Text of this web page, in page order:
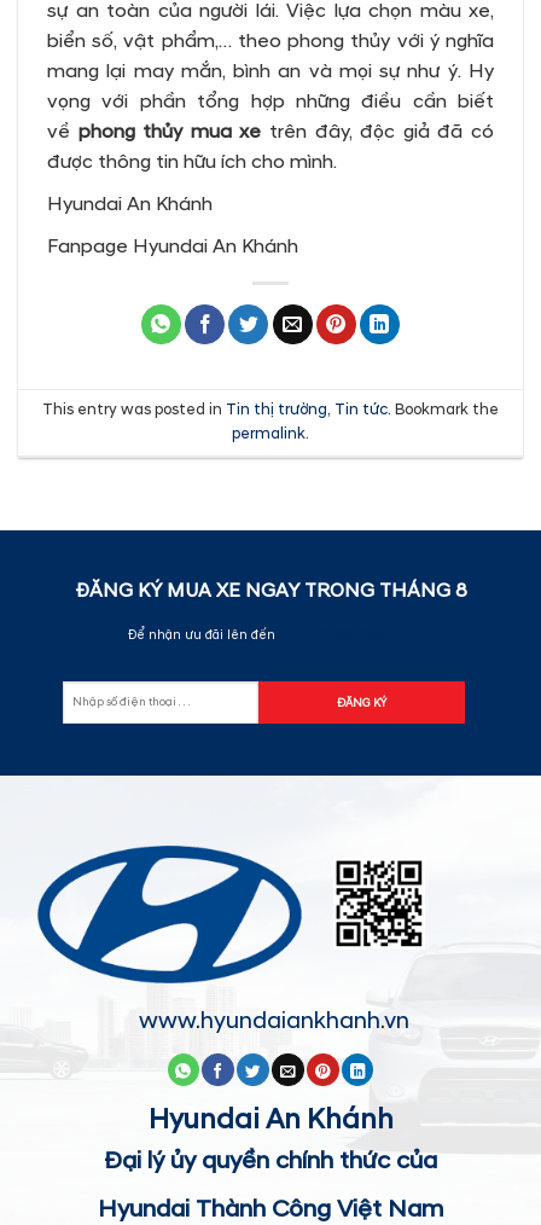
sự an toàn của người lái. Việc lựa chọn màu xe,
biển số, vật phẩm,… theo phong thủy với ý nghĩa
mang lại may mắn, bình an và mọi sự như ý. Hy
vọng với phần tổng hợp những điều cần biết
về phong thủy mua xe trên đây, độc giả đã có
được thông tin hữu ích cho mình.
Hyundai An Khánh
Fanpage Hyundai An Khánh
This entry was posted in Tin thị trường, Tin tức. Bookmark the
permalink.
ĐĂNG KÝ MUA XE NGAY TRONG THÁNG 8
Để nhận ưu đãi lên đến
www.hyundaiankhanh.vn
Hyundai An Khánh
Đại lý ủy quyền chính thức của
Hyundai Thành Công Việt Nam